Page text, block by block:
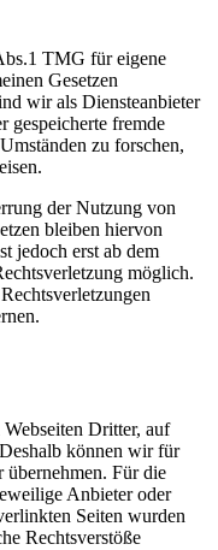
TMG für eigene
Gesetzen
wir als Diensteanbieter
gespeicherte fremde
zu forschen,
der Nutzung von
bleiben hiervon
jedoch erst ab dem
möglich.
Dritter, auf
können wir für
übernehmen. Für die
Anbieter oder
Seiten wurden
Rechtsverstöße